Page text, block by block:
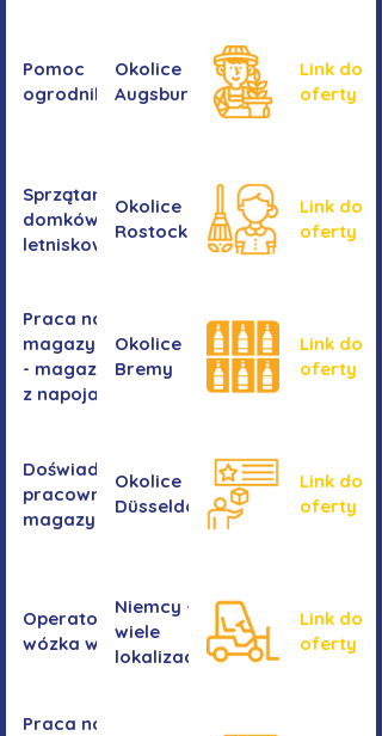
Pomoc
ogrodnika
Okolice
Augsburga
Link do
oferty
Sprzątanie
domków
letniskowych
Okolice
Rostocku
Link do
oferty
Praca na
magazynie
- magazyn
z napojami
Okolice
Bremy
Link do
oferty
Doświadczony
pracownik/pracownica
magazynu
Okolice
Düsseldorf
Link do
oferty
Operator/operatorka
wózka widłowego
Niemcy -
wiele
lokalizacji
Link do
oferty
Praca na